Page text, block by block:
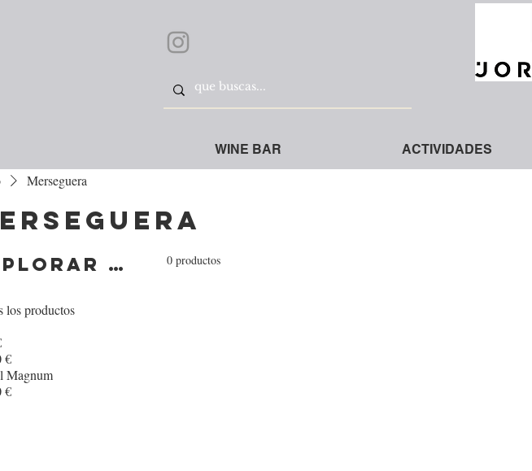
WINE BAR ACTIVIDADES
Merseguera
Explorar por
los productos
€
Magnum
€
0 productos